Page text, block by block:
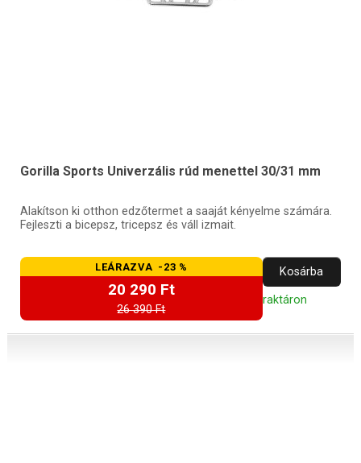
Gorilla Sports Univerzális rúd menettel 30/31 mm
Alakítson ki otthon edzőtermet a saaját kényelme számára.
Fejleszti a bicepsz, tricepsz és váll izmait.
LEÁRAZVA -23 %
20 290 Ft
26 390 Ft
Kosárba
raktáron